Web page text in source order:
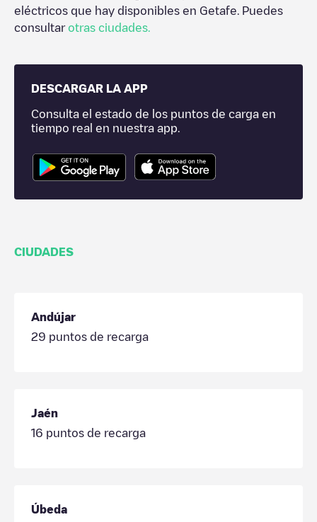
eléctricos que hay disponibles en Getafe . Puedes
consultarotras ciudades.
DESCARGAR LA APP
Consulta el estado de los puntos de carga en
tiempo real en nuestra app.
CIUDADES
Andújar
29 puntos de recarga
Jaén
16 puntos de recarga
Úbeda